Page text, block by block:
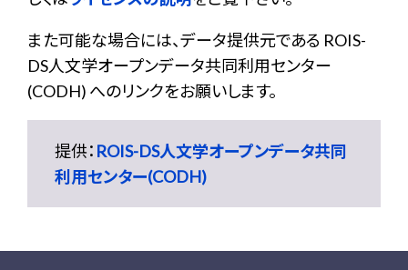
また可能な場合には、データ提供元である ROIS-
DS人文学オープンデータ共同利用センター
(CODH) へのリンクをお願いします。
提供： ROIS-DS人文学オープンデータ共同
利用センター(CODH)